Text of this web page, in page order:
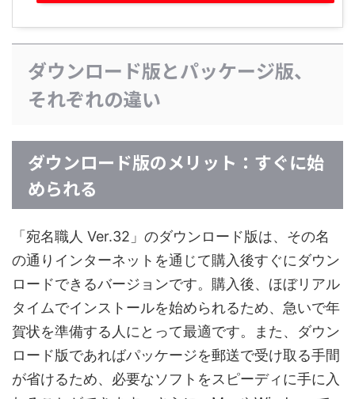
ダウンロード版とパッケージ版、
それぞれの違い
ダウンロード版のメリット：すぐに始
められる
「宛名職人 Ver.32」のダウンロード版は、その名
の通りインターネットを通じて購入後すぐにダウン
ロードできるバージョンです。購入後、ほぼリアル
タイムでインストールを始められるため、急いで年
賀状を準備する人にとって最適です。また、ダウン
ロード版であればパッケージを郵送で受け取る手間
が省けるため、必要なソフトをスピーディに手に入